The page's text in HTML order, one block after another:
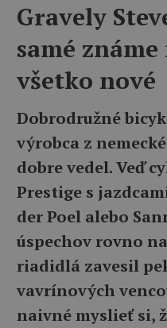
Gravely
samé
všetko nové
Dobrodružné
výrobca z
dobre vedel. Veď
Prestige s
der Poel alebo
úspechov rovno
riadidlá zavesil
vavrínových
naivné myslieť si,